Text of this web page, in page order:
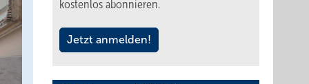
kostenlos abonnieren.
Jetzt anmelden!